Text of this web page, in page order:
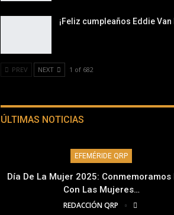
¡Feliz cumpleaños Eddie Van
PREV NEXT 1 of 682
ÚLTIMAS NOTICIAS
EFEMÉRIDE QRP
Día De La Mujer 2025: Conmemoramos
Con Las Mujeres…
REDACCIÓN QRP